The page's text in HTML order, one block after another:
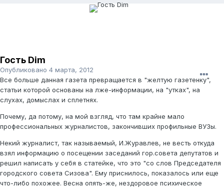
Гость Dim
Опубликовано 4 марта, 2012
Все больше данная газета превращается в "желтую газетенку",
статьи которой основаны на лже-информации, на "утках", на
слухах, домыслах и сплетнях.
Почему, да потому, на мой взгляд, что там крайне мало
профессиональных журналистов, закончивших профильные ВУЗы.
Некий журналист, так называемый, И.Журавлев, не весть откуда
взял информацию о посещении заседаний гор.совета депутатов и
решил написать у себя в статейке, что это "со слов Председателя
городского совета Сизова". Ему приснилось, показалось или еще
что-либо похожее. Весна опять-же, нездоровое психическое